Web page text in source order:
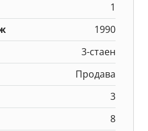
1
1990
3-стаен
Продава
3
8